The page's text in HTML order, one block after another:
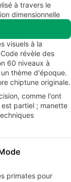
à travers le
dimensionnelle
visuels à la
révèle des
60 niveaux à
thème d'époque.
chiptune originale.
comme l'ont
partiel ; manette
primates pour